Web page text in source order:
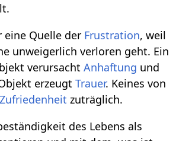
eine Quelle der Frustration, weil
unweigerlich verloren geht. Ein
verursachtAnhaftung und
erzeugtTrauer. Keines von
Zufriedenheit zuträglich.
des Lebens als